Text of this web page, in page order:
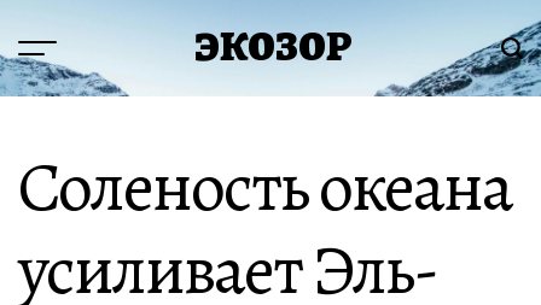
содержимому
Меню ЭКОЗОР
Соленость океана
усиливает Эль-